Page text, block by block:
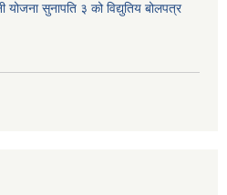
योजना सुनापति ३ को विद्युतिय बोलपत्र